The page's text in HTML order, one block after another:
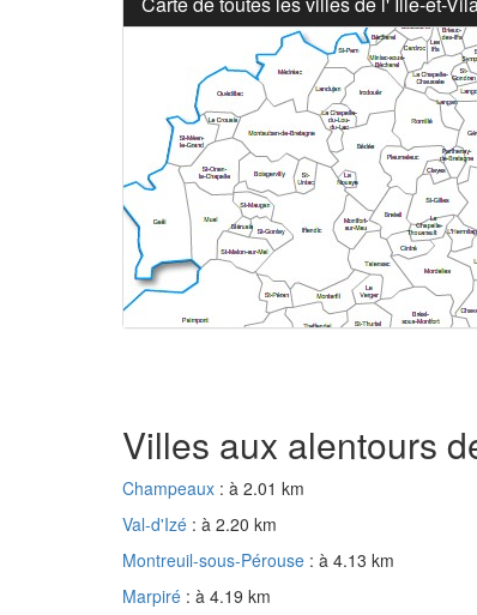
Villes aux alentours
Champeaux : à 2.01 km
Val-d'Izé : à 2.20 km
Montreuil-sous-Pérouse : à 4.13 km
Marpiré : à 4.19 km